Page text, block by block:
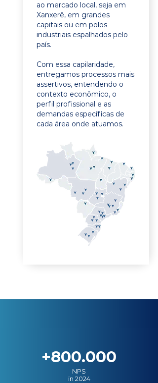
ao mercado local, seja em
Xanxerê, em grandes
capitais ou em polos
industriais espalhados pelo
país.
Com essa capilaridade,
entregamos processos mais
assertivos, entendendo o
contexto econômico, o
perfil profissional e as
demandas específicas de
cada área onde atuamos.
+800.000
NPS
in 2024